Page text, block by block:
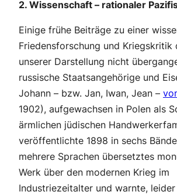
2. Wissenschaft – rationaler
Einige frühe Beiträge zu einer
Friedensforschung und Kriegskritik
unserer Darstellung nicht
russische Staatsangehörige und
Johann – bzw. Jan, Iwan, Jean –
1902), aufgewachsen in Polen als
ärmlichen jüdischen
veröffentlichte 1898 in sechs
mehrere Sprachen übersetztes
Werk über den modernen Krieg im
Industriezeitalter und warnte,